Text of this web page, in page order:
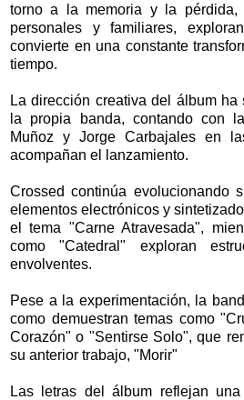
torno a la memoria y la pérdida,
personales y familiares,
convierte en una constante
tiempo.
La dirección creativa del álbum
la propia banda, contando con
Muñoz y Jorge Carbajales en
acompañan el lanzamiento.
Crossed continúa evolucionando
elementos electrónicos y
el tema "Carne Atravesada",
como "Catedral" exploran
envolventes.
Pese a la experimentación, la
como demuestran temas como
Corazón" o "Sentirse Solo", que
su anterior trabajo, "Morir"
Las letras del álbum reflejan una